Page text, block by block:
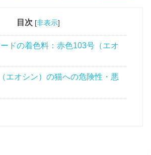
目次 [非表示]
ドの着色料：赤色103号（エオ
エオシン）の猫への危険性・悪